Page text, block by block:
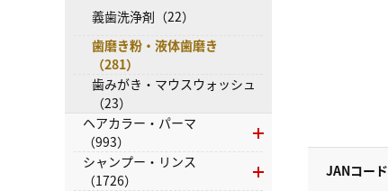
JANコード
義歯洗浄剤（22）
歯磨き粉・液体歯磨き
（281）
歯みがき・マウスウォッシュ
（23）
ヘアカラー・パーマ
（993）
シャンプー・リンス
（1726）